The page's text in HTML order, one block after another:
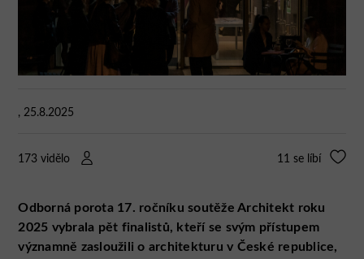
, 25.8.2025
173 vidělo 11 se líbí
Odborná porota 17. ročníku soutěže Architekt roku
2025 vybrala pět finalistů, kteří se svým přístupem
významně zasloužili o architekturu v České republice,